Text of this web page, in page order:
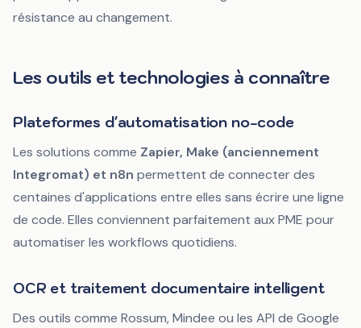
résistance au changement.
Les outils et technologies à connaître
Plateformes d'automatisation no-code
Les solutions comme Zapier, Make (anciennement
Integromat) et n8n permettent de connecter des
centaines d'applications entre elles sans écrire une ligne
de code. Elles conviennent parfaitement aux PME pour
automatiser les workflows quotidiens.
OCR et traitement documentaire intelligent
Des outils comme Rossum, Mindee ou les API de Google